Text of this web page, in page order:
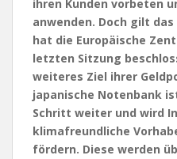
ihren Kunden vorbeten
anwenden. Doch gilt
hat die Europäische
letzten Sitzung
weiteres Ziel ihrer
japanische Notenbank
Schritt weiter und wird
klimafreundliche
fördern. Diese werden